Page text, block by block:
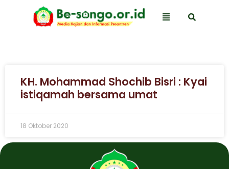
KH. Mohammad Shochib Bisri : Kyai
istiqamah bersama umat
18 Oktober 2020